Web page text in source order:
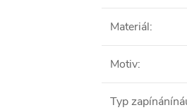
Materiál:
Motiv:
Typ